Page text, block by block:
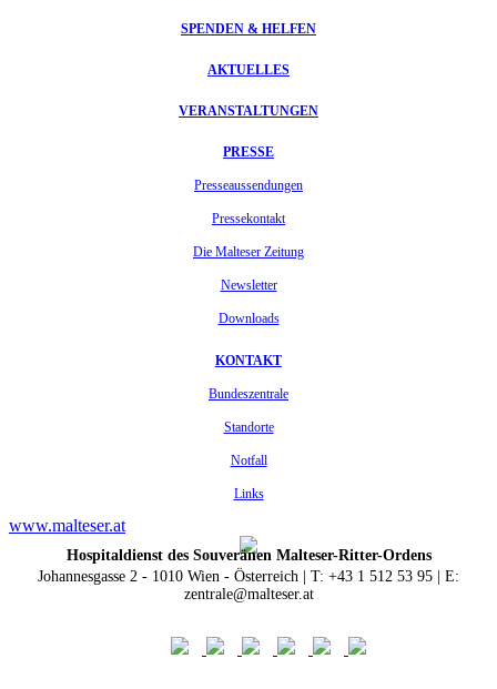
SPENDEN & HELFEN
AKTUELLES
VERANSTALTUNGEN
PRESSE
Presseaussendungen
Pressekontakt
Die Malteser Zeitung
Newsletter
Downloads
KONTAKT
Bundeszentrale
Standorte
Notfall
Links
www.malteser.at
Hospitaldienst des Souveränen Malteser-Ritter-Ordens
Johannesgasse 2 - 1010 Wien - Österreich | T: +43 1 512 53 95 | E:
zentrale@malteser.at